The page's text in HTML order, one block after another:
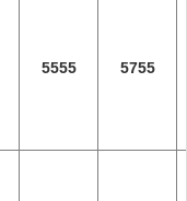
5555 5755